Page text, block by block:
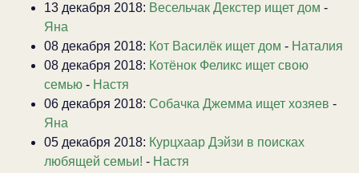
13 декабря 2018: Весельчак Декстер ищет дом -
Яна
08 декабря 2018: Кот Василёк ищет дом - Наталия
08 декабря 2018: Котёнок Феликс ищет свою
семью - Настя
06 декабря 2018: Собачка Джемма ищет хозяев -
Яна
05 декабря 2018: Курцхаар Дэйзи в поисках
любящей семьи! - Настя